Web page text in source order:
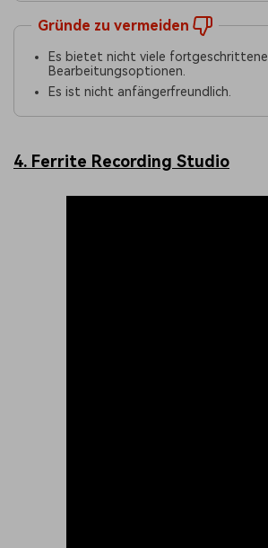
Gründe zu vermeiden
Es bietet nicht viele fortgeschrittene
Bearbeitungsoptionen.
Es ist nicht anfängerfreundlich.
4. Ferrite Recording Studio